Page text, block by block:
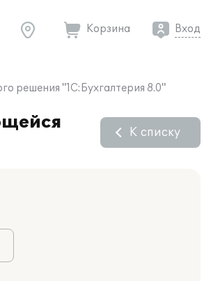
Корзина Вход
решения "1С:Бухгалтерия 8.0"
К списку